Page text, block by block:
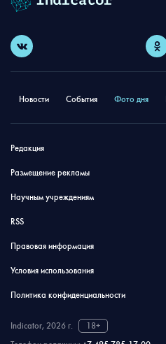
Новости События Фото дня
Редакция
Размещение рекламы
Научным учреждениям
RSS
Правовая информация
Условия использования
Политика конфиденциальности
Indicator, 2026 г.
18+